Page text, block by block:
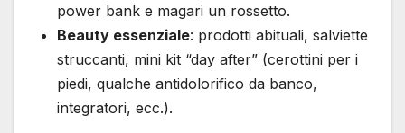
power bank e magari un rossetto.
Beauty essenziale: prodotti abituali, salviette
struccanti, mini kit “day after” (cerottini per i
piedi, qualche antidolorifico da banco,
integratori, ecc.).